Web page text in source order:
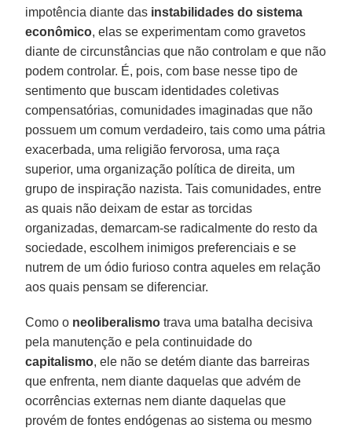
impotência diante das instabilidades do sistema
econômico, elas se experimentam como gravetos
diante de circunstâncias que não controlam e que não
podem controlar. É, pois, com base nesse tipo de
sentimento que buscam identidades coletivas
compensatórias, comunidades imaginadas que não
possuem um comum verdadeiro, tais como uma pátria
exacerbada, uma religião fervorosa, uma raça
superior, uma organização política de direita, um
grupo de inspiração nazista. Tais comunidades, entre
as quais não deixam de estar as torcidas
organizadas, demarcam-se radicalmente do resto da
sociedade, escolhem inimigos preferenciais e se
nutrem de um ódio furioso contra aqueles em relação
aos quais pensam se diferenciar.
Como o neoliberalismo trava uma batalha decisiva
pela manutenção e pela continuidade do
capitalismo, ele não se detém diante das barreiras
que enfrenta, nem diante daquelas que advém de
ocorrências externas nem diante daquelas que
provém de fontes endógenas ao sistema ou mesmo